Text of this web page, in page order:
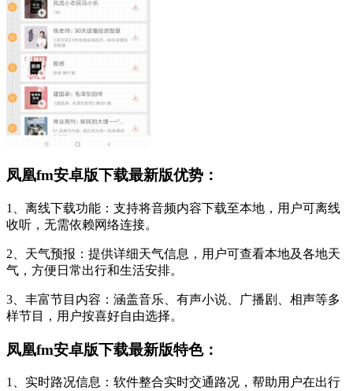
凤凰fm安卓版下载最新版优势：
1、离线下载功能：支持将音频内容下载至本地，用户可离线
收听，无需依赖网络连接。
2、天气预报：提供详细天气信息，用户可查看本地及各地天
气，方便日常出行和生活安排。
3、丰富节目内容：涵盖音乐、有声小说、广播剧、相声等多
样节目，用户按喜好自由选择。
凤凰fm安卓版下载最新版特色：
1、实时路况信息：软件整合实时交通路况，帮助用户在出行